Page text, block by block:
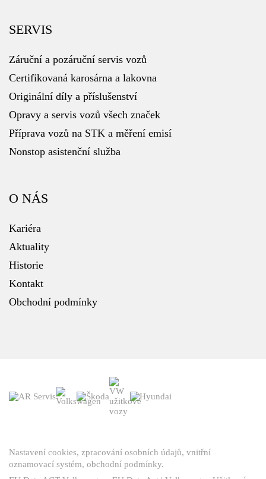
SERVIS
Záruční a pozáruční servis vozů
Certifikovaná karosárna a lakovna
Originální díly a příslušenství
Opravy a servis vozů všech značek
Příprava vozů na STK a měření emisí
Nonstop asistenční služba
O NÁS
Kariéra
Aktuality
Historie
Kontakt
Obchodní podmínky
Nastavení cookies, zpracování osobních údajů, vnitřní
oznamovací systém, obchodní podmínky.